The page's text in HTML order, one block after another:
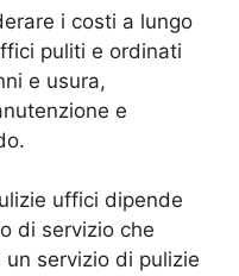
i costi a lungo
puliti e ordinati
e usura,
e
uffici dipende
di servizio che
servizio di pulizie